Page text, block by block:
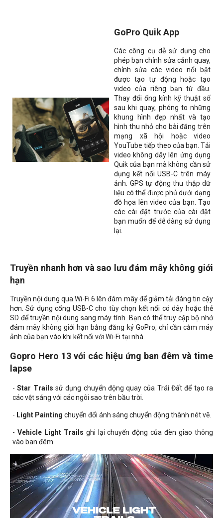
GoPro Quik App
Các công cụ dễ sử dụng cho
phép bạn chỉnh sửa cảnh quay,
chỉnh sửa các video nổi bật
được tạo tự động hoặc tạo
video của riêng bạn từ đầu.
Thay đổi ống kính kỹ thuật số
sau khi quay, phóng to những
khung hình đẹp nhất và tạo
hình thu nhỏ cho bài đăng trên
mạng xã hội hoặc video
YouTube tiếp theo của bạn. Tải
video không dây lên ứng dụng
Quik của bạn mà không cần sử
dụng kết nối USB-C trên máy
ảnh. GPS tự động thu thập dữ
liệu có thể được phủ dưới dạng
đồ họa lên video của bạn. Tạo
các cài đặt trước của cài đặt
bạn muốn để dễ dàng sử dụng
lại.
Truyền nhanh hơn và sao lưu đám mây không giới
hạn
Truyền nội dung qua Wi-Fi 6 lên đám mây để giảm tải đáng tin cậy
hơn. Sử dụng cổng USB-C cho tùy chọn kết nối có dây hoặc thẻ
SD để truyền nội dung sang máy tính. Bạn có thể truy cập bộ nhớ
đám mây không giới hạn bằng đăng ký GoPro, chỉ cần cắm máy
ảnh của bạn vào khi kết nối với Wi-Fi tại nhà.
Gopro Hero 13 với các hiệu ứng ban đêm và time
lapse
-Star Trails sử dụng chuyển động quay của Trái Đất để tạo ra
các vệt sáng với các ngôi sao trên bầu trời.
- Light Painting chuyển đổi ánh sáng chuyển động thành nét vẽ.
- Vehicle Light Trails ghi lại chuyển động của đèn giao thông
vào ban đêm.